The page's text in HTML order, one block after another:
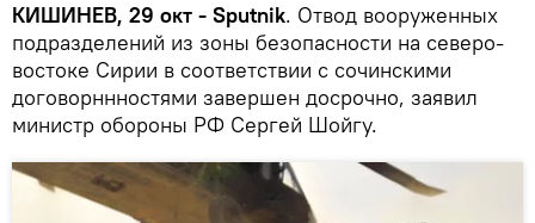
КИШИНЕВ, 29 окт - Sputnik. Отвод вооруженных
подразделений из зоны безопасности на северо-
востоке Сирии в соответствии с сочинскими
договорннностями завершен досрочно, заявил
министр обороны РФ Сергей Шойгу.